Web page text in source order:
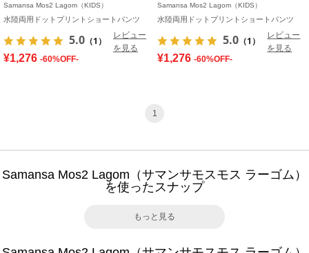
Samansa Mos2 Lagom（KIDS）
水陸両用ドットプリントショートパンツ
5.0 （1）
レビュー
を見る
¥1,276 -60%OFF-
Samansa Mos2 Lagom（KIDS）
水陸両用ドットプリントショートパンツ
5.0 （1）
レビュー
を見る
¥1,276 -60%OFF-
1
Samansa Mos2 Lagom（サマンサモスモス ラーゴム）
を使ったスナップ
もっと見る